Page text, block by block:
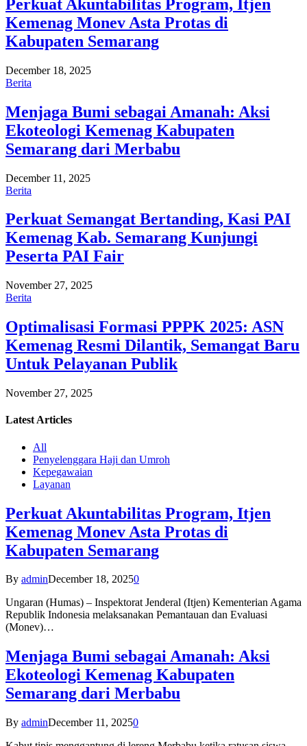
Perkuat Akuntabilitas Program, Itjen
Kemenag Monev Asta Protas di
Kabupaten Semarang
December 18, 2025
Berita
Menjaga Bumi sebagai Amanah: Aksi
Ekoteologi Kemenag Kabupaten
Semarang dari Merbabu
December 11, 2025
Berita
Perkuat Semangat Bertanding, Kasi PAI
Kemenag Kab. Semarang Kunjungi
Peserta PAI Fair
November 27, 2025
Berita
Optimalisasi Formasi PPPK 2025: ASN
Kemenag Resmi Dilantik, Semangat Baru
Untuk Pelayanan Publik
November 27, 2025
Latest Articles
All
Penyelenggara Haji dan Umroh
Kepegawaian
Layanan
Perkuat Akuntabilitas Program, Itjen
Kemenag Monev Asta Protas di
Kabupaten Semarang
By adminDecember 18, 20250
Ungaran (Humas) – Inspektorat Jenderal (Itjen) Kementerian Agama
Republik Indonesia melaksanakan Pemantauan dan Evaluasi
(Monev)…
Menjaga Bumi sebagai Amanah: Aksi
Ekoteologi Kemenag Kabupaten
Semarang dari Merbabu
By adminDecember 11, 20250